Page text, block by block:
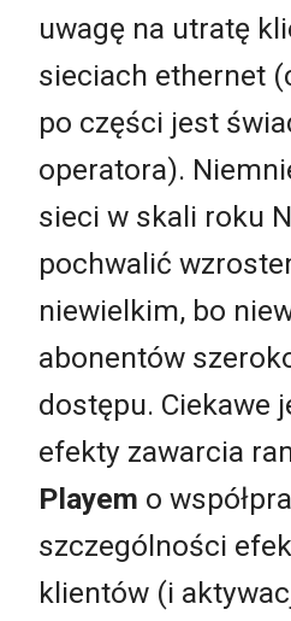
uwagę na utratę
sieciach ethernet
po części jest
operatora).
sieci w skali roku
pochwalić
niewielkim, bo
abonentów
dostępu. Ciekawe
efekty zawarcia
Playem o
szczególności
klientów (i